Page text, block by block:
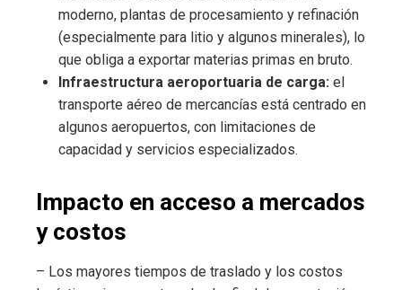
moderno, plantas de procesamiento y refinación
(especialmente para litio y algunos minerales), lo
que obliga a exportar materias primas en bruto.
Infraestructura aeroportuaria de carga: el
transporte aéreo de mercancías está centrado en
algunos aeropuertos, con limitaciones de
capacidad y servicios especializados.
Impacto en acceso a mercados
y costos
– Los mayores tiempos de traslado y los costos